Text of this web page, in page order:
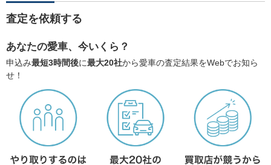
査定を依頼する
あなたの愛車、今いくら？
申込み最短3時間後に最大20社から愛車の査定結果をWebでお知ら
せ！